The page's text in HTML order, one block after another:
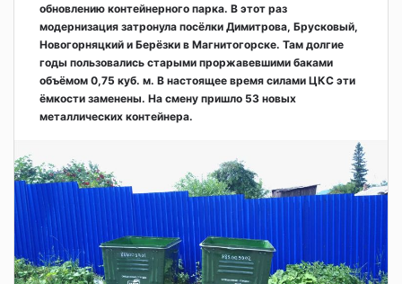
обновлению контейнерного парка. В этот раз
модернизация затронула посёлки Димитрова, Брусковый,
Новогорняцкий и Берёзки в Магнитогорске. Там долгие
годы пользовались старыми проржавевшими баками
объёмом 0,75 куб. м. В настоящее время силами ЦКС эти
ёмкости заменены. На смену пришло 53 новых
металлических контейнера.